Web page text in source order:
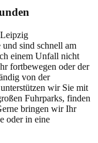
sind schnell am
einem Unfall nicht
fortbewegen oder der
von der
wir Sie mit
Fuhrparks, finden
bringen wir Ihr
oder in eine